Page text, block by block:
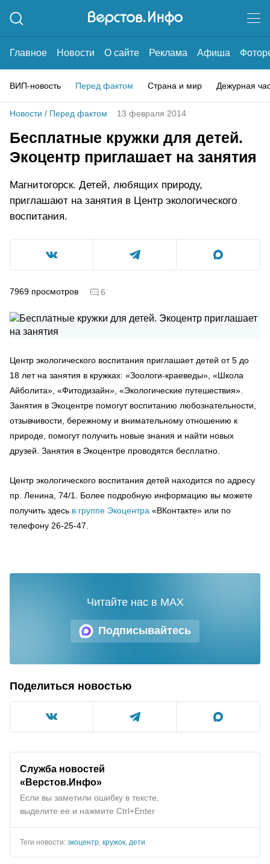
Главное Новости О сайте Реклама Афиша
ВИП-новость Перед фактом Страна и мир Дежурная
Новости / Перед фактом 13 февраля 2014
Бесплатные кружки для детей.
Экоцентр приглашает на занятия
Магнитогорск. Детей, любящих природу,
приглашают на занятия в Центр экологического
воспитания.
7969 просмотров 6
Центр экологического воспитания приглашает детей от 5 до
18 лет на занятия в кружках: «Зоологи-краеведы», «Школа
Айболита», «Фитодизайн», «Экологические путешествия».
Занятия в Экоцентре помогут воспитанию любознательности,
отзывчивости, бережному и внимательному отношению к
природе, помогут получить новые знания и найти новых
друзей. Занятия в Экоцентре проводятся бесплатно.
Центр экологического воспитания детей находится по адресу
пр. Ленина, 74/1. Более подробную информацию вы можете
получить здесь в группе Экоцентра «ВКонтакте» или по
телефону 26-25-47.
Подписывайтесь
Читайте нас в MAX
Поделиться новостью
Служба новостей
«Верстов.Инфо»
Если вы заметили ошибку в тексте,
выделите ее и нажмите Ctrl+Enter
Теги новости: экоцентр кружок дети